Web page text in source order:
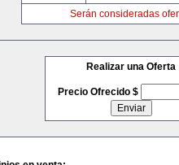
Serán consideradas
Realizar una Oferta
Precio Ofrecido $